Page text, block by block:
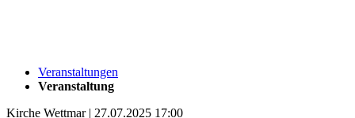
Veranstaltungen
Veranstaltung
Kirche Wettmar | 27.07.2025 17:00